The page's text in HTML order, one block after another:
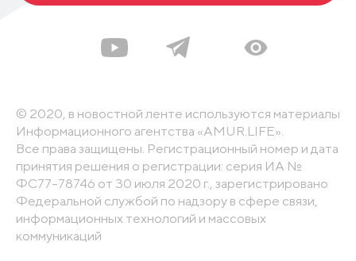
© 2020, в новостной ленте используются материалы
Информационного агентства «AMUR.LIFE».
Все права защищены. Регистрационный номер и дата
принятия решения о регистрации: серия ИА №
ФС77-78746 от 30 июля 2020 г., зарегистрировано
Федеральной службой по надзору в сфере связи,
информационных технологий и массовых
коммуникаций